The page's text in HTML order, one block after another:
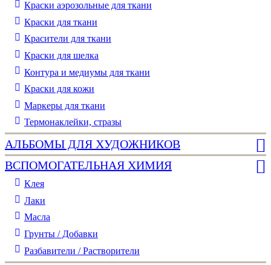
Краски аэрозольные для ткани
Краски для ткани
Красители для ткани
Краски для шелка
Контура и медиумы для ткани
Краски для кожи
Маркеры для ткани
Термонаклейки, стразы
АЛЬБОМЫ ДЛЯ ХУДОЖНИКОВ
ВСПОМОГАТЕЛЬНАЯ ХИМИЯ
Клея
Лаки
Масла
Грунты / Добавки
Разбавители / Растворители